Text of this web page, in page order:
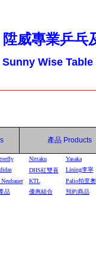
陞威專業乒乓
Sunny Wise
產品 Products
Nittaku
Yasaka
DHS紅雙喜
Lining李寧
KTL
Palio拍里奧
品 優惠組合 預約商品